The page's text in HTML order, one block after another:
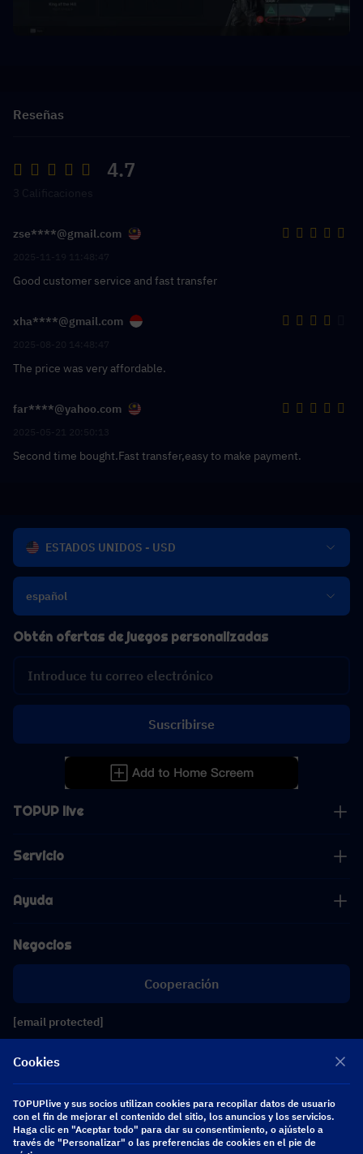
Reseñas
4.7
zse****@gmail.com
Good customer service and fast transfer
xha****@gmail.com
The price was very affordable.
far****@yahoo.com
Second time bought.Fast transfer,easy to make payment.
ESTADOS UNIDOS - USD
español
TOPUP live
Servicio
Ayuda
Negocios
Cooperación
[email protected]
Obtén ofertas de juegos personalizadas
Suscribirse
Copyright 2026 SEA WHALE TECHNOLOGY PTE.LTD. All Rights Reserved.
Cookies
TOPUPlive y sus socios utilizan cookies para recopilar datos de usuario
con el fin de mejorar el contenido del sitio, los anuncios y los servicios.
Haga clic en "Aceptar todo" para dar su consentimiento, o ajústelo a
través de "Personalizar" o las preferencias de cookies en el pie de